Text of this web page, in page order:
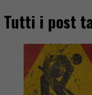
Tutti i post